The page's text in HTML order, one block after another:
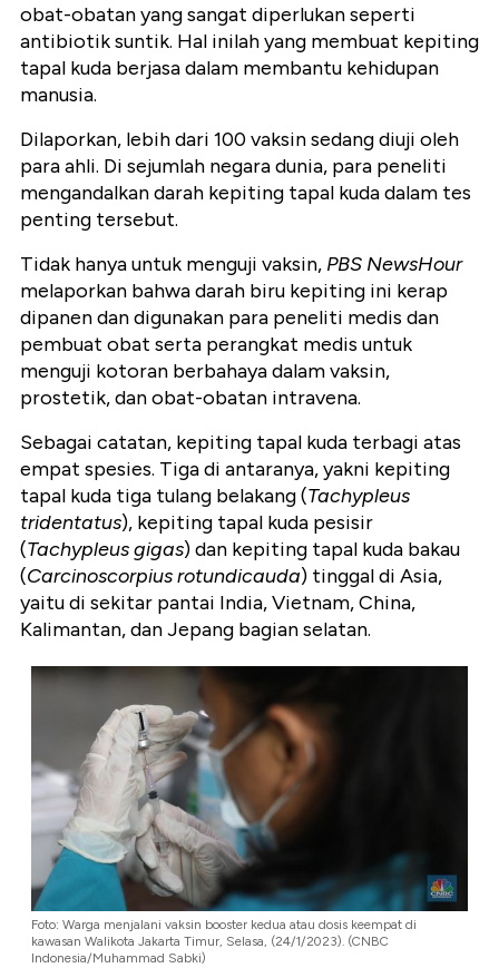
obat-obatan yang sangat diperlukan seperti
antibiotik suntik. Hal inilah yang membuat kepiting
tapal kuda berjasa dalam membantu kehidupan
manusia.
Dilaporkan, lebih dari 100 vaksin sedang diuji oleh
para ahli. Di sejumlah negara dunia, para peneliti
mengandalkan darah kepiting tapal kuda dalam tes
penting tersebut.
Tidak hanya untuk menguji vaksin, PBS NewsHour
melaporkan bahwa darah biru kepiting ini kerap
dipanen dan digunakan para peneliti medis dan
pembuat obat serta perangkat medis untuk
menguji kotoran berbahaya dalam vaksin,
prostetik, dan obat-obatan intravena.
Sebagai catatan, kepiting tapal kuda terbagi atas
empat spesies. Tiga di antaranya, yakni kepiting
tapal kuda tiga tulang belakang (Tachypleus
tridentatus), kepiting tapal kuda pesisir
(Tachypleus gigas) dan kepiting tapal kuda bakau
(Carcinoscorpius rotundicauda) tinggal di Asia,
yaitu di sekitar pantai India, Vietnam, China,
Kalimantan, dan Jepang bagian selatan.
Foto: Warga menjalani vaksin booster kedua atau dosis keempat di
kawasan Walikota Jakarta Timur, Selasa, (24/1/2023). (CNBC
Indonesia/Muhammad Sabki)